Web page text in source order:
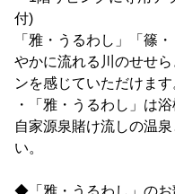
付)
「雅・うるわし」「篠
やかに流れる川のせせ
ンを感じていただけます
・「雅・うるわし」は
自家源泉賭け流しの温
い。
◆「雅・うるわし」のお